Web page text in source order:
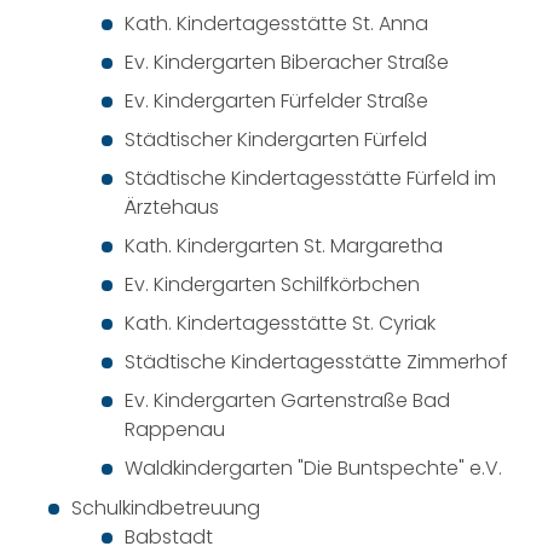
Kath. Kindertagesstätte St. Anna
Ev. Kindergarten Biberacher Straße
Ev. Kindergarten Fürfelder Straße
Städtischer Kindergarten Fürfeld
Städtische Kindertagesstätte Fürfeld im
Ärztehaus
Kath. Kindergarten St. Margaretha
Ev. Kindergarten Schilfkörbchen
Kath. Kindertagesstätte St. Cyriak
Städtische Kindertagesstätte Zimmerhof
Ev. Kindergarten Gartenstraße Bad
Rappenau
Waldkindergarten "Die Buntspechte" e.V.
Schulkindbetreuung
Babstadt